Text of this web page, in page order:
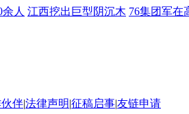
人 江西挖出巨型阴沉木 76集团军在
伴|法律声明|征稿启事|友链申请